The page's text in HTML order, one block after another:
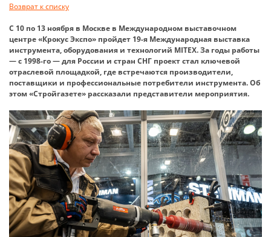
Возврат к списку
С 10 по 13 ноября в Москве в Международном выставочном
центре «Крокус Экспо» пройдет 19-я Международная выставка
инструмента, оборудования и техно­логий MITEX. За годы работы
— с 1998-го — для России и стран СНГ проект стал ключевой
отраслевой площадкой, где встречаются производители,
поставщики и профессиональные потребители инструмента. Об
этом «Стройгазете» рассказали представители мероприятия.